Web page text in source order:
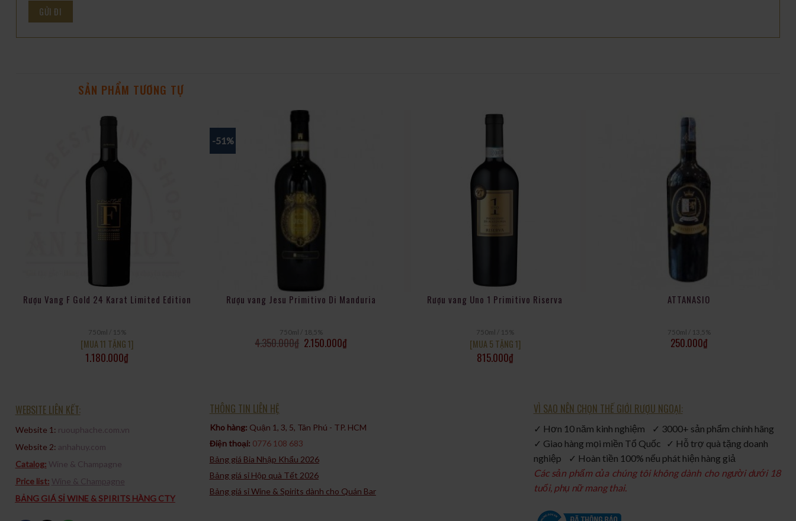
SẢN PHẨM TƯƠNG TỰ
Rượu Vang F Gold 24 Karat Limited Edition
750ml / 15%
[MUA 11 TẶNG 1]
1.180.000₫
-51%
Rượu vang Jesu Primitivo Di Manduria
750ml / 18,5%
4.350.000₫ 2.150.000₫
Rượu vang Uno 1 Primitivo Riserva
750ml / 15%
[MUA 5 TẶNG 1]
815.000₫
ATTANASIO
750ml / 13,5%
250.000₫
WEBSITE LIÊN KẾT:
Website 1: ruouphache.com.vn
Website 2: anhahuy.com
Catalog: Wine & Champagne
Price list: Wine & Champagne
BẢNG GIÁ SỈ WINE & SPIRITS HÀNG CTY
THÔNG TIN LIÊN HỆ
Kho hàng: Quận 1, 3, 5, Tân Phú - TP. HCM​
Điện thoại: 0776 108 683
Bảng giá Bia Nhập Khẩu 2026
Bảng giá sỉ Hộp quà Tết 2026
Bảng giá sỉ Wine & Spirits dành cho Quán Bar
VÌ SAO NÊN CHỌN THẾ GIỚI RƯỢU NGOẠI:
✓ Hơn 10 năm kinh nghiệm ✓ 3000+ sản phẩm chính hãng
✓ Giao hàng mọi miền Tổ Quốc ✓ Hỗ trợ quà tặng doanh
nghiệp ✓ Hoàn tiền 100% nếu phát hiện hàng giả
Các sản phẩm của chúng tôi không dành cho người dưới 18
tuổi, phụ nữ mang thai.